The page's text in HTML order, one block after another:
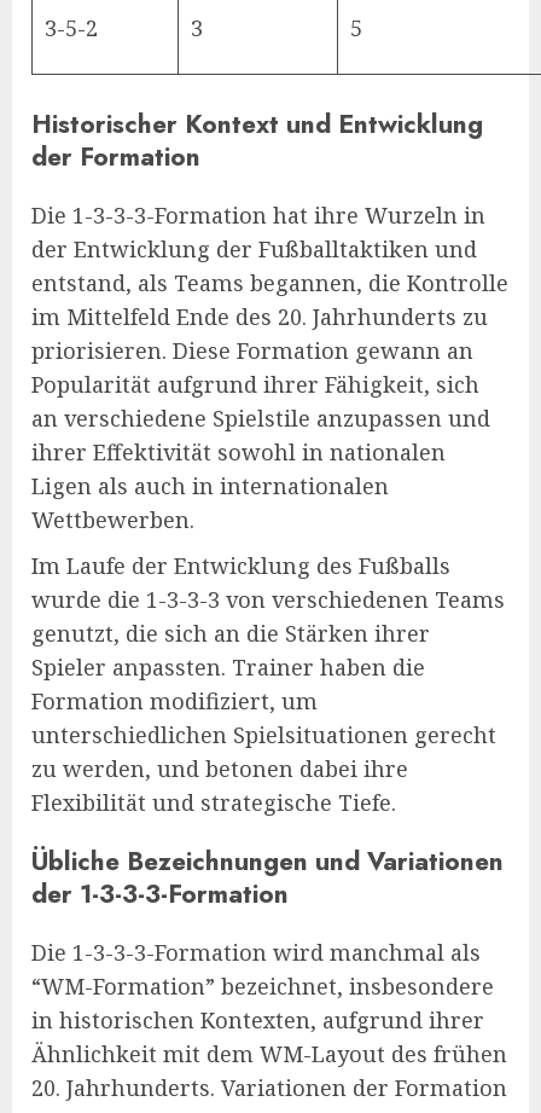
3-5-2 3 5
Historischer Kontext und Entwicklung
der Formation
Die 1-3-3-3-Formation hat ihre Wurzeln in
der Entwicklung der Fußballtaktiken und
entstand, als Teams begannen, die Kontrolle
im Mittelfeld Ende des 20. Jahrhunderts zu
priorisieren. Diese Formation gewann an
Popularität aufgrund ihrer Fähigkeit, sich
an verschiedene Spielstile anzupassen und
ihrer Effektivität sowohl in nationalen
Ligen als auch in internationalen
Wettbewerben.
Im Laufe der Entwicklung des Fußballs
wurde die 1-3-3-3 von verschiedenen Teams
genutzt, die sich an die Stärken ihrer
Spieler anpassten. Trainer haben die
Formation modifiziert, um
unterschiedlichen Spielsituationen gerecht
zu werden, und betonen dabei ihre
Flexibilität und strategische Tiefe.
Übliche Bezeichnungen und Variationen
der 1-3-3-3-Formation
Die 1-3-3-3-Formation wird manchmal als
“WM-Formation” bezeichnet, insbesondere
in historischen Kontexten, aufgrund ihrer
Ähnlichkeit mit dem WM-Layout des frühen
20. Jahrhunderts. Variationen der Formation